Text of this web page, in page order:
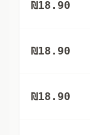
₪18.90
₪18.90
₪18.90